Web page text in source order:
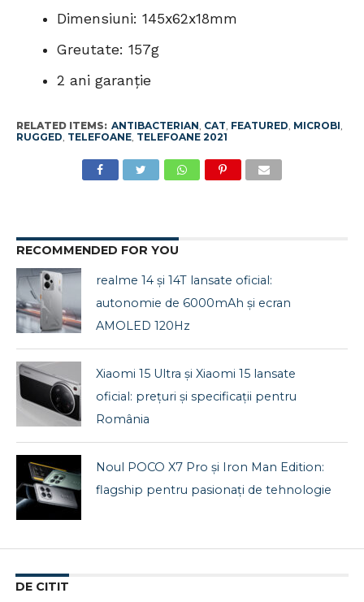
Dimensiuni: 145x62x18mm
Greutate: 157g
2 ani garanție
RELATED ITEMS: ANTIBACTERIAN, CAT, FEATURED, MICROBI,
RUGGED, TELEFOANE, TELEFOANE 2021
RECOMMENDED FOR YOU
realme 14 și 14T lansate oficial:
autonomie de 6000mAh și ecran
AMOLED 120Hz
Xiaomi 15 Ultra și Xiaomi 15 lansate
oficial: prețuri și specificații pentru
România
Noul POCO X7 Pro și Iron Man Edition:
flagship pentru pasionați de tehnologie
DE CITIT